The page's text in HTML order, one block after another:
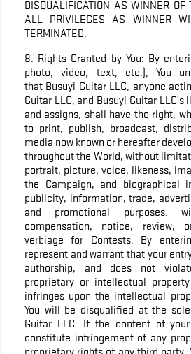
DISQUALIFICATION AS WINNER
ALL PRIVILEGES AS WINNER
TERMINATED.
8. Rights Granted by You: By
photo, video, text, etc.), You
that Busuyi Guitar LLC, anyone
Guitar LLC, and Busuyi Guitar
and assigns, shall have the right,
to print, publish, broadcast,
media now known or hereafter
throughout the World, without
portrait, picture, voice, likeness,
the Campaign, and biographical
publicity, information, trade,
and promotional purposes.
compensation, notice, review,
verbiage for Contests: By
represent and warrant that your
authorship, and does not
proprietary or intellectual
infringes upon the intellectual
You will be disqualified at the
Guitar LLC. If the content of
constitute infringement of any